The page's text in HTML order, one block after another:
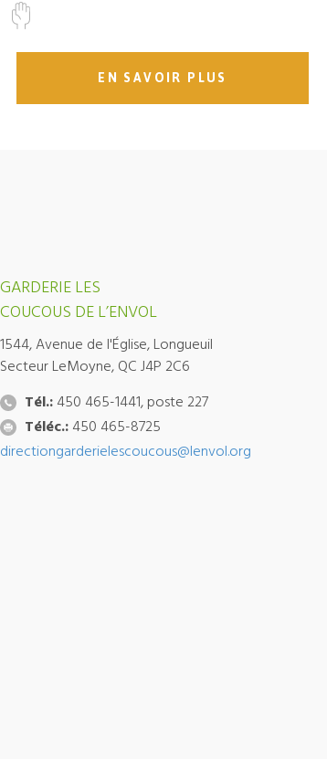
EN SAVOIR PLUS
GARDERIE LES
COUCOUS DE L’ENVOL
1544, Avenue de l'Église, Longueuil
Secteur LeMoyne, QC J4P 2C6
Tél.:450 465-1441, poste 227
Téléc.:450 465-8725
directiongarderielescoucous@lenvol.org